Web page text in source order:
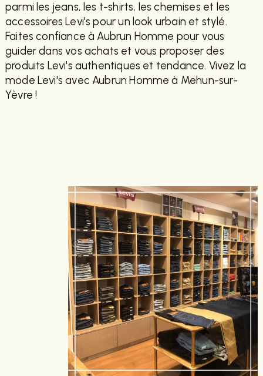
parmi les jeans, les t-shirts, les chemises et les
accessoires Levi's pour un look urbain et stylé.
Faites confiance à Aubrun Homme pour vous
guider dans vos achats et vous proposer des
produits Levi's authentiques et tendance. Vivez la
mode Levi's avec Aubrun Homme à Mehun-sur-
Yèvre !